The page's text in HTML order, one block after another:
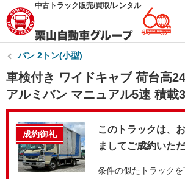
中古トラック販売/買取/レンタル
バン 2トン(小型)
車検付き ワイドキャブ 荷台高
アルミバン マニュアル5速 積載
成約御礼
このトラックは、
ましてご成約いた
条件の似たトラック